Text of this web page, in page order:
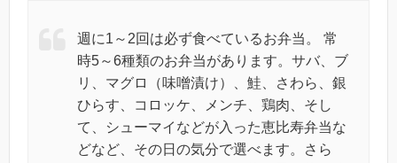
週に1～2回は必ず食べているお弁当。 常
時5～6種類のお弁当があります。サバ、ブ
リ、マグロ（味噌漬け）、鮭、さわら、銀
ひらす、コロッケ、メンチ、鶏肉、そし
て、シューマイなどが入った恵比寿弁当な
どなど、その日の気分で選べます。さら